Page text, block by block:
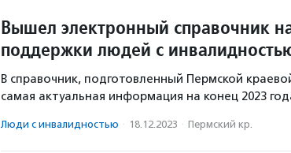
Вышел электронный справочник
поддержки людей с
В справочник, подготовленный Пермской
самая актуальная информация на конец 2023
Люди с инвалидностью · 18.12.2023 · Пермский кр.